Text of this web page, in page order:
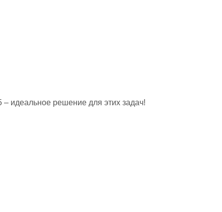
идеальное решение для этих задач!